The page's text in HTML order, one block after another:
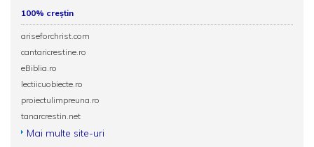
100% creștin
ariseforchrist.com
cantaricrestine.ro
eBiblia.ro
lectiicuobiecte.ro
proiectulimpreuna.ro
tanarcrestin.net
Mai multe site-uri